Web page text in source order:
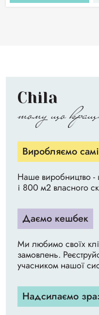
Chila
тому що
Виробляємо самі
Наше виробництво -
і 800 м2 власного
Даємо кешбек
Ми любимо своїх
замовлень.
учасником нашої
Надсилаємо